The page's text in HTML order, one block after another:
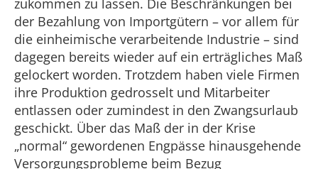
zukommen zu lassen. Die Beschränkungen bei
der Bezahlung von Importgütern – vor allem für
die einheimische verarbeitende Industrie – sind
dagegen bereits wieder auf ein erträgliches Maß
gelockert worden. Trotzdem haben viele Firmen
ihre Produktion gedrosselt und Mitarbeiter
entlassen oder zumindest in den Zwangsurlaub
geschickt. Über das Maß der in der Krise
„normal“ gewordenen Engpässe hinausgehende
Versorgungsprobleme beim Bezug